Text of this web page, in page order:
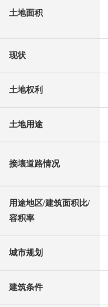
土地面积
现状
土地权利
土地用途
接壤道路情况
用途地区/建筑面积比/
容积率
城市规划
建筑条件